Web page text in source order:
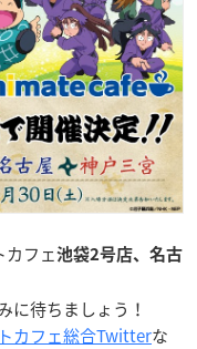
カフェ池袋2号店、名古
に待ちましょう！
カフェ総合Twitterな